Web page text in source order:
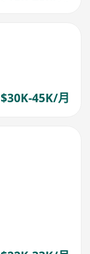
$30K-45K/月